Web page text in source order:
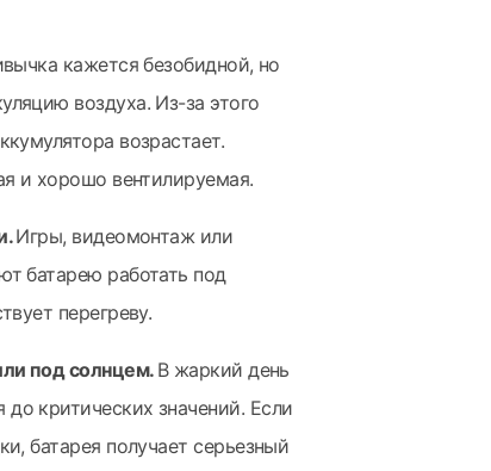
кажется безобидной, но
воздуха. Из-за этого
возрастает.
и хорошо вентилируемая.
Игры, видеомонтаж или
батарею работать под
перегреву.
под солнцем. В жаркий день
критических значений. Если
батарея получает серьезный